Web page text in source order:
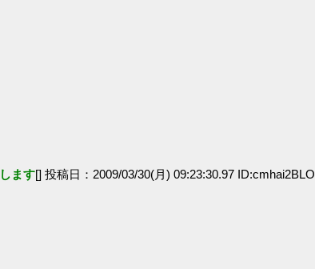
ます[] 投稿日：2009/03/30(月) 09:23:30.97 ID:cmhai2BLO